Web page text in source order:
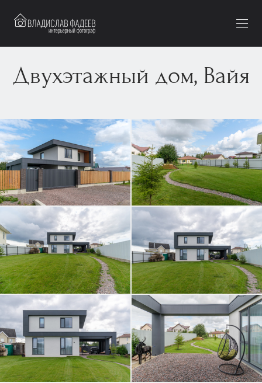
Двухэтажный дом, Вайя